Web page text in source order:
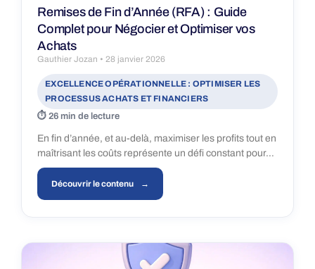
Remises de Fin d’Année (RFA) : Guide
Complet pour Négocier et Optimiser vos
Achats
Gauthier Jozan 28 janvier 2026
EXCELLENCE OPÉRATIONNELLE : OPTIMISER LES
PROCESSUS ACHATS ET FINANCIERS
26 min de lecture
En fin d’année, et au-delà, maximiser les profits tout en
maîtrisant les coûts représente un défi constant pour…
Découvrir le contenu